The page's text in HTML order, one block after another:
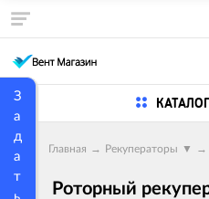
З
а
д
а
т
Главная → Рекуператоры ▼ →
Роторный